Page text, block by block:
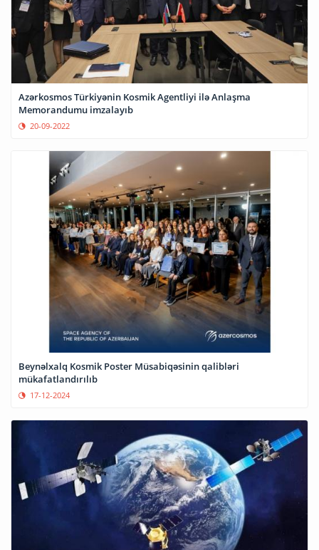
Azərkosmos Türkiyənin Kosmik Agentliyi ilə Anlaşma
Memorandumu imzalayıb
20-09-2022
Beynəlxalq Kosmik Poster Müsabiqəsinin qalibləri
mükafatlandırılıb
17-12-2024